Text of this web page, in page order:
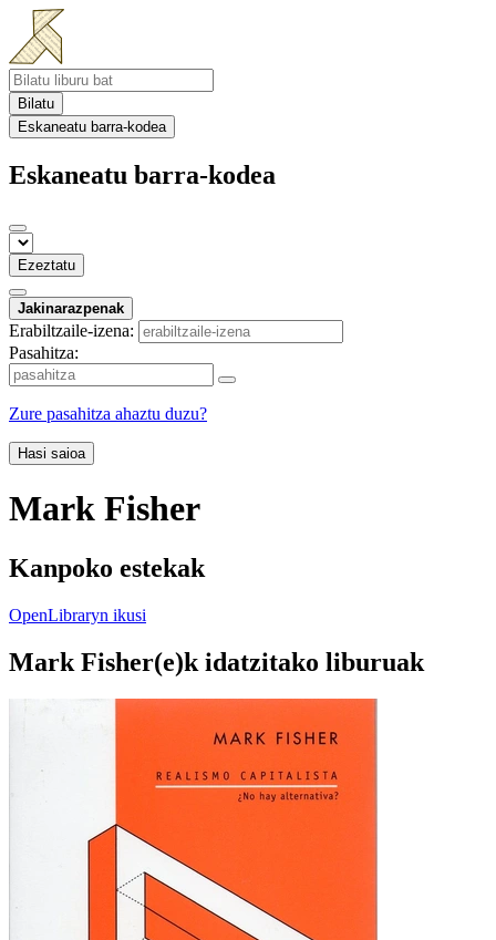
Bilatu
Eskaneatu barra-kodea
Eskaneatu barra-kodea
Ezeztatu
Jakinarazpenak
Erabiltzaile-izena:
Pasahitza:
Zure pasahitza ahaztu duzu?
Hasi saioa
Mark Fisher
Kanpoko estekak
OpenLibraryn ikusi
Mark Fisher(e)k idatzitako liburuak